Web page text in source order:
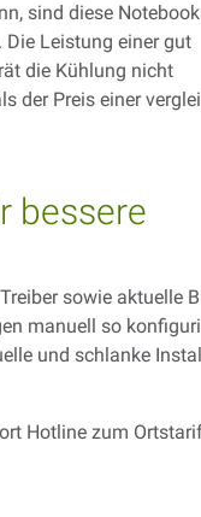
sind diese
Leistung einer gut
die Kühlung nicht
der Preis einer
bessere
sowie aktuelle
manuell so
und schlanke
Hotline zum